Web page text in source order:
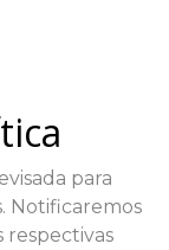
para
Notificaremos
respectivas